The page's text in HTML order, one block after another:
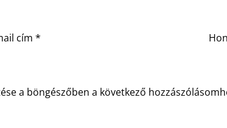
cím *
a böngészőben a következő